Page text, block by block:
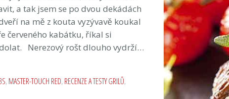
a tak jsem se po dvou dekádách
na mě z kouta vyzývavě koukal
červeného kabátku, říkal si
Nerezový rošt dlouho vydrží…
,MASTER-TOUCH RED,RECENZE A TESTY GRILŮ,